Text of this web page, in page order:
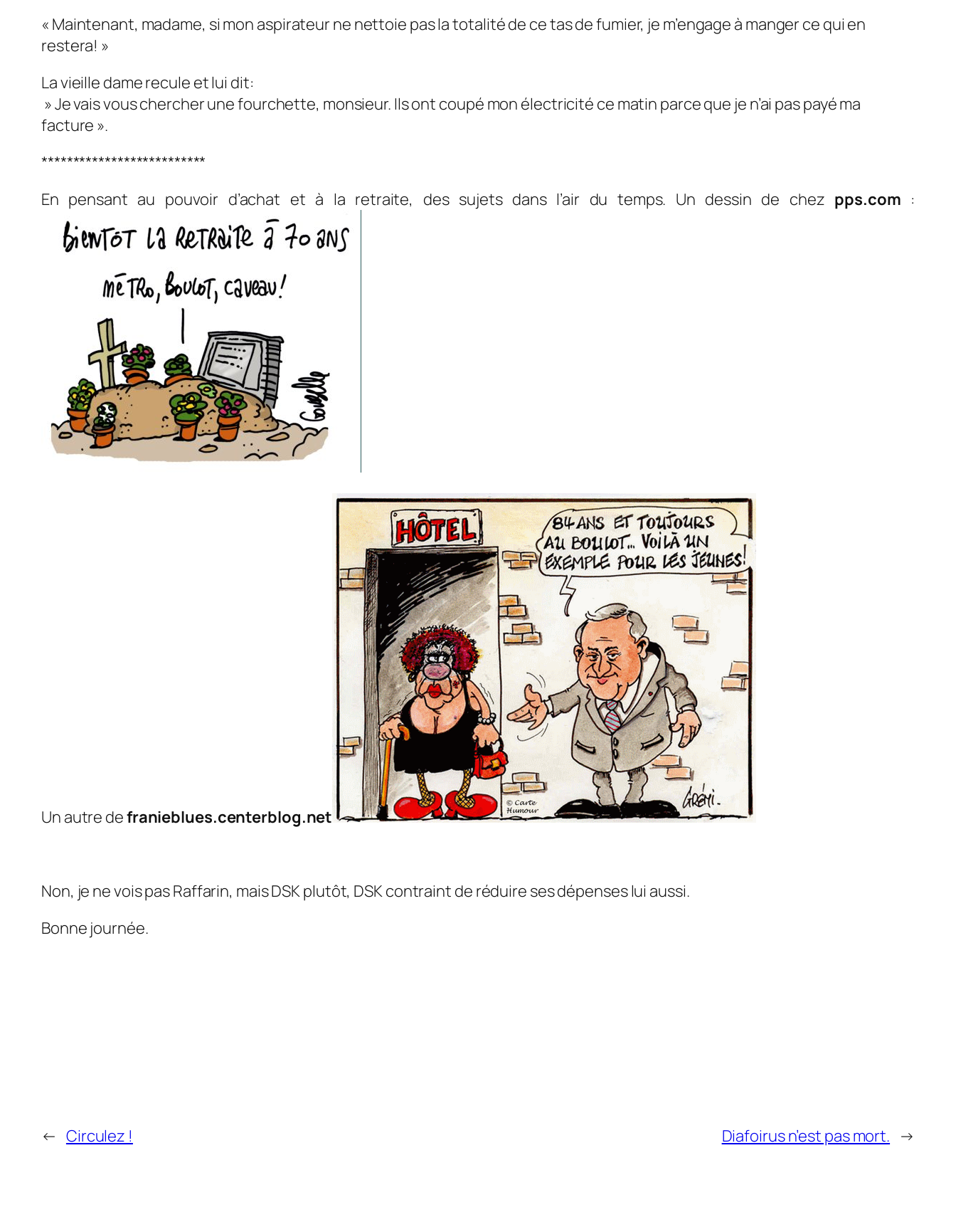
« Maintenant, madame, si mon aspirateur ne nettoie pas la totalité de ce tas de fumier, je m’engage à manger ce qui en
restera! »
La vieille dame recule et lui dit:
» Je vais vous chercher une fourchette, monsieur. Ils ont coupé mon électricité ce matin parce que je n’ai pas payé ma
facture ».
**************************
En pensant au pouvoir d’achat et à la retraite, des sujets dans l’air du temps. Un dessin de chez pps.com :
Un autre defranieblues.centerblog.net
Non, je ne vois pas Raffarin, mais DSK plutôt, DSK contraint de réduire ses dépenses lui aussi.
Bonne journée.
← Circulez ! Diafoirus n’est pas mort. →